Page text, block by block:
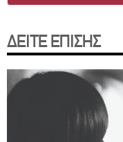
ΔΕΙΤΕ ΕΠΙΣΗΣ